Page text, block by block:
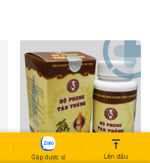
Gặp dược sĩ Lên đầu